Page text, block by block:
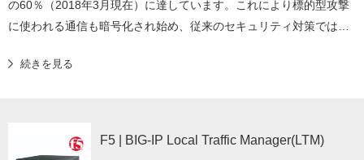
の60％（2018年3月現在）に達しています。これにより標的型攻撃
に使われる通信も暗号化され始め、従来のセキュリティ対策では検
SSL可視化機能です。従来のUTMアプライアンスにもSSL可視化機
用アプライアンスを既存のセキュリティ対策に追加すれば、投資を
続きを見る
F5 | BIG-IP Local Traffic Manager(LTM)